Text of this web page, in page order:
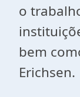
o
bem
Erichsen.